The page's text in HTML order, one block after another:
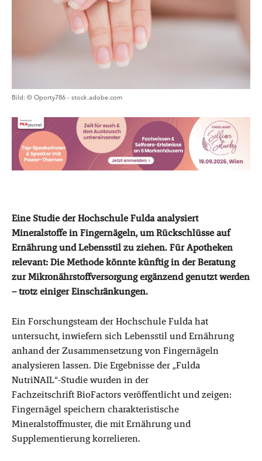
Bild: © Oporty786 - stock.adobe.com
Eine Studie der Hochschule Fulda analysiert
Mineralstoffe in Fingernägeln, um Rückschlüsse auf
Ernährung und Lebensstil zu ziehen. Für Apotheken
relevant: Die Methode könnte künftig in der Beratung
zur Mikronährstoffversorgung ergänzend genutzt werden
– trotz einiger Einschränkungen.
Ein Forschungsteam der Hochschule Fulda hat
untersucht, inwiefern sich Lebensstil und Ernährung
anhand der Zusammensetzung von Fingernägeln
analysieren lassen. Die Ergebnisse der „Fulda
NutriNAIL“-Studie wurden in der
Fachzeitschrift BioFactors veröffentlicht und zeigen:
Fingernägel speichern charakteristische
Mineralstoffmuster, die mit Ernährung und
Supplementierung korrelieren.